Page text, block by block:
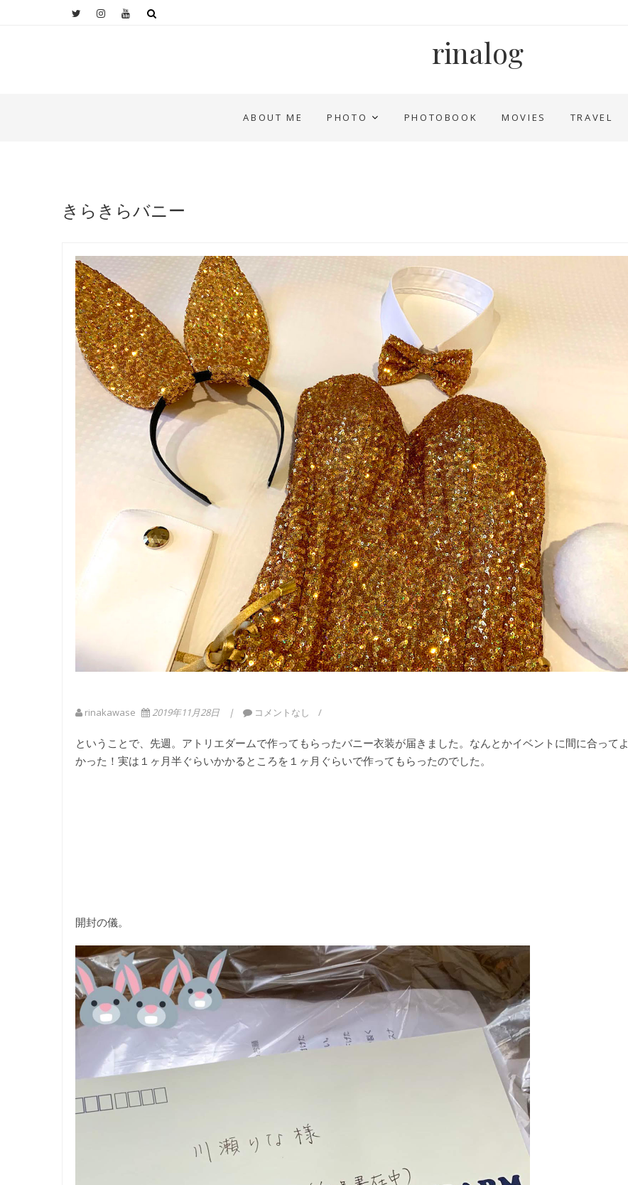
rinalog
ABOUT ME PHOTO PHOTOBOOK MOVIES TRAVEL
きらきらバニー
rinakawase 2019年11月28日 コメントなし
ということで、先週。アトリエダームで作ってもらったバニー衣装が届きました。なんとかイベントに間に合ってよ
かった！実は１ヶ月半ぐらいかかるところを１ヶ月ぐらいで作ってもらったのでした。
開封の儀。